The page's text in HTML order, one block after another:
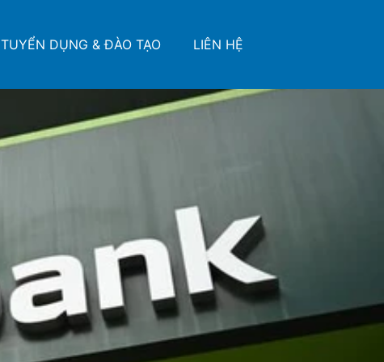
TUYỂN DỤNG & ĐÀO TẠO LIÊN HỆ